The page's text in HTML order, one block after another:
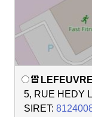
5, RUE HEDY
SIRET: